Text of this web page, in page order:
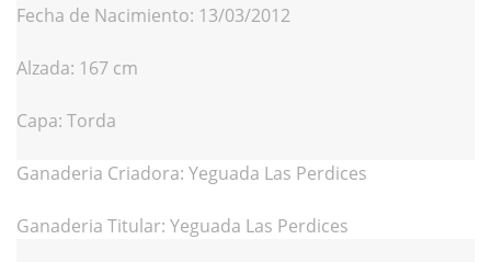
Fecha de Nacimiento: 13/03/2012
Alzada: 167 cm
Capa: Torda
Ganaderia Criadora: Yeguada Las Perdices
Ganaderia Titular: Yeguada Las Perdices